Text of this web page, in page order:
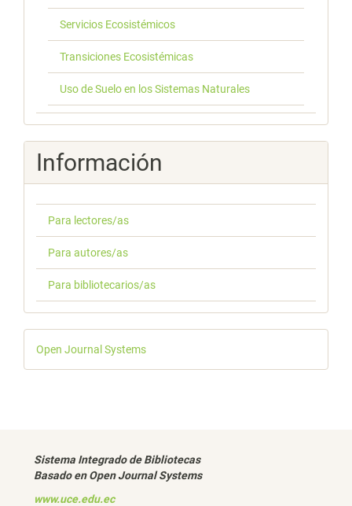
Servicios Ecosistémicos
Transiciones Ecosistémicas
Uso de Suelo en los Sistemas Naturales
Información
Para lectores/as
Para autores/as
Para bibliotecarios/as
Desarrollado
por
Open Journal Systems
Sistema Integrado de Bibliotecas
Basado en Open Journal Systems
www.uce.edu.ec